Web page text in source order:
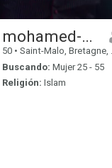
mohamed-salah
50 • Saint-Malo, Bretagne, Francia
Buscando: Mujer 25 - 55
Religión: Islam